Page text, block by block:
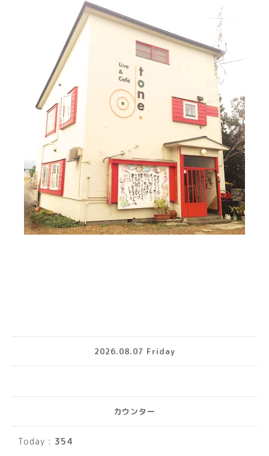
2026.08.07 Friday
カウンター
Today : 354